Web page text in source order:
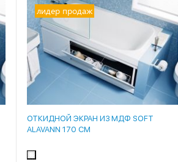
лидер продаж
ОТКИДНОЙ ЭКРАН ИЗ МДФ SOFT
ALAVANN 170 СМ